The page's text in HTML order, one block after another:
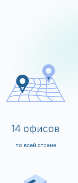
14 офисов
по всей стране